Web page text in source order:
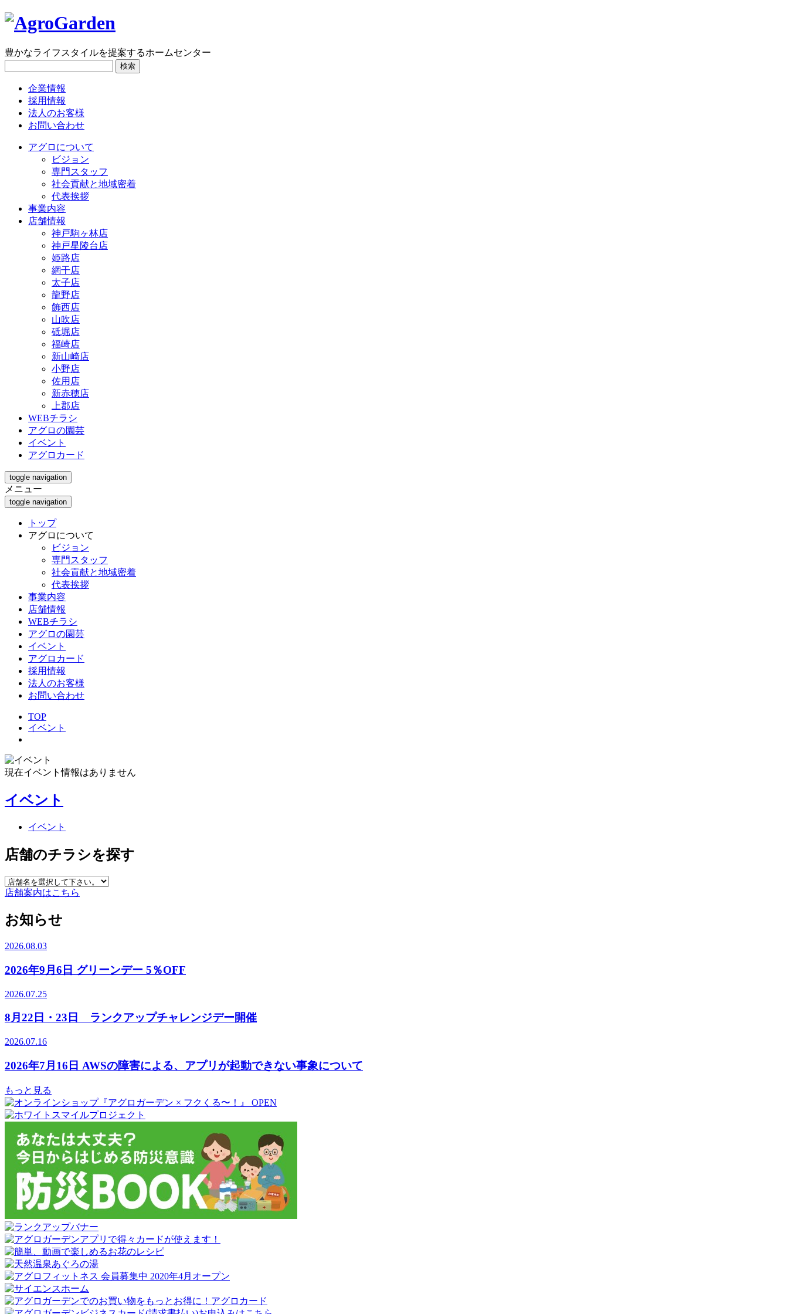
豊かなライフスタイルを提案するホームセンター
検索
企業情報
採用情報
法人のお客様
お問い合わせ
アグロについて
ビジョン
専門スタッフ
社会貢献と地域密着
代表挨拶
事業内容
店舗情報
神戸駒ヶ林店
神戸星陵台店
姫路店
網干店
太子店
龍野店
飾西店
山吹店
砥堀店
福崎店
新山崎店
小野店
佐用店
新赤穂店
上郡店
WEBチラシ
アグロの園芸
イベント
アグロカード
toggle navigation
メニュー
toggle navigation
トップ
アグロについて
ビジョン
専門スタッフ
社会貢献と地域密着
代表挨拶
事業内容
店舗情報
WEBチラシ
アグロの園芸
イベント
アグロカード
採用情報
法人のお客様
お問い合わせ
TOP
イベント
現在イベント情報はありません
イベント
イベント
店舗のチラシを探す
店舗案内はこちら
お知らせ
2026.08.03
2026年9月6日 グリーンデー 5％OFF
2026.07.25
8月22日・23日 ランクアップチャレンジデー開催
2026.07.16
2026年7月16日 AWSの障害による、アプリが起動できない事象について
もっと見る